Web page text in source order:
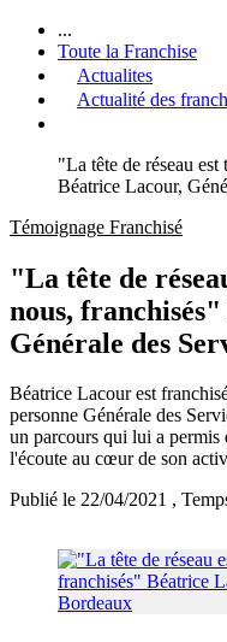
...
Toute la Franchise
Actualites
Actualité des
"La tête de réseau
Béatrice Lacour,
Témoignage Franchisé
"La tête de
nous,
Générale des
Béatrice Lacour est
personne Générale des
un parcours qui lui a permis
l'écoute au cœur de son
Publié le 22/04/2021 ,